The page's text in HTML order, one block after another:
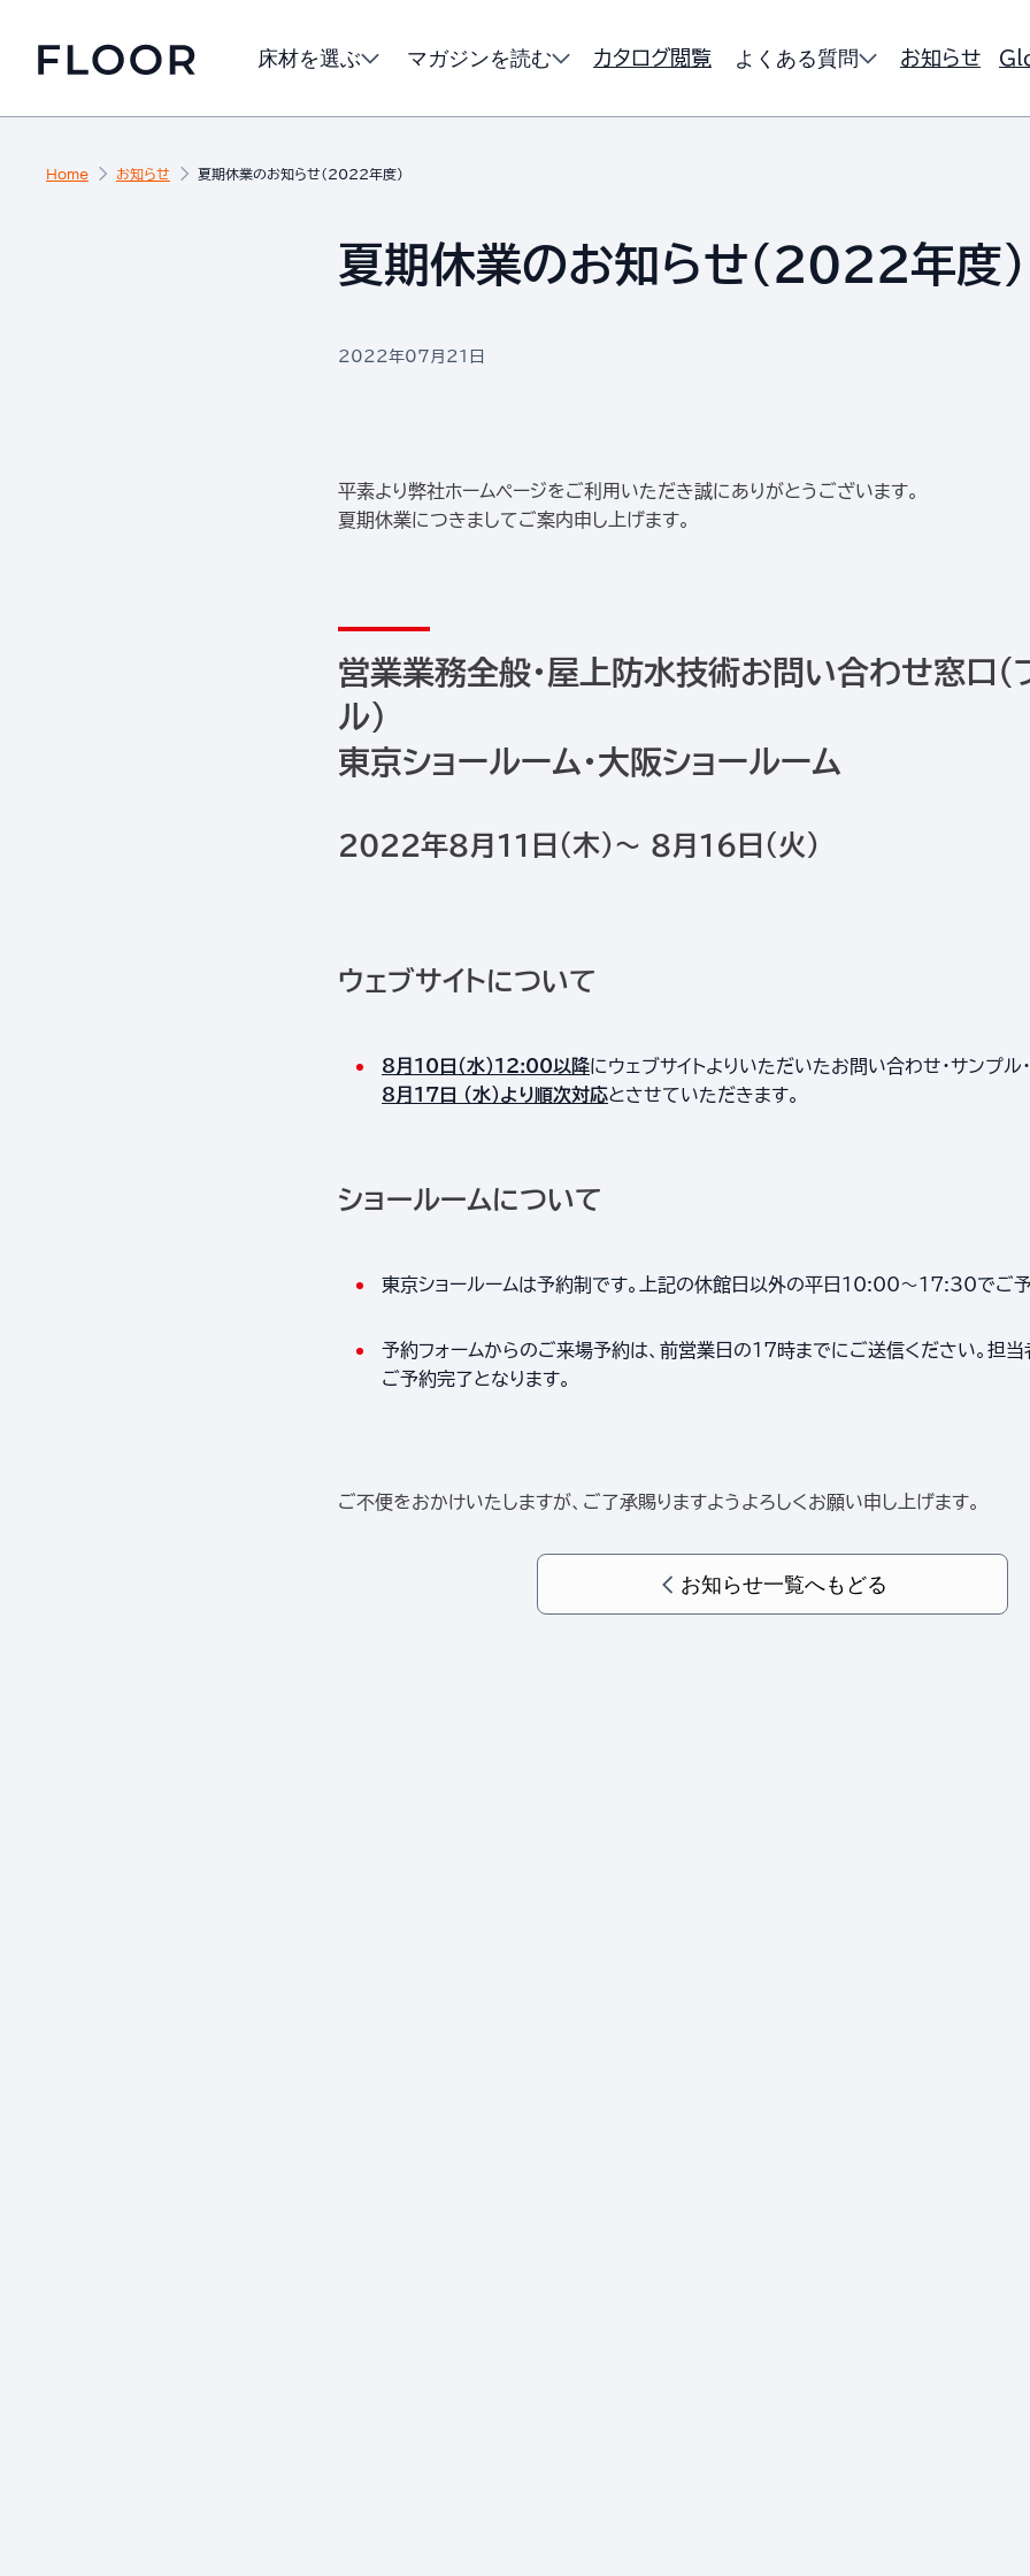
床材を選ぶ マガジンを読む カタログ閲覧 よくある質問 お知らせ
Home お知らせ 夏期休業のお知らせ（2022年度）
夏期休業のお知らせ（2022年度）
2022年07月21日
平素より弊社ホームページをご利用いただき誠にありがとうございます。
夏期休業につきましてご案内申し上げます。
営業業務全般・屋上防水技術お問い合わせ窓口（
ル）
東京ショールーム・大阪ショールーム
2022年8月11日（木）～ 8月16日（火）
ウェブサイトについて
8月10日（水）12:00以降にウェブサイトよりいただいたお問い合わせ・サンプル
8月17日 （水）より順次対応とさせていただきます。
ショールームについて
東京ショールームは予約制です。上記の休館日以外の平日10:00～17:30でご予
予約フォームからのご来場予約は、前営業日の17時までにご送信ください。担
ご予約完了となります。
ご不便をおかけいたしますが、ご了承賜りますようよろしくお願い申し上げます。
お知らせ一覧へもどる